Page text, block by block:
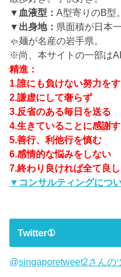
▼血液型：A型寄りのB型。
▼出身地： 県面積が日本
ゃ麺が名産の岩手県。
※尚、本サイトの一部は
精進：
1.誰にも負けない努力を
2.謙虚にして奢らず
3.反省のある毎日を送る
4.生きていることに感謝
5.善行、利他行を慎む
6.感情的な悩みをしない
7.終わり良ければ全て良し
▼コンサルティングにつ
Twitter①
@singaporetweet2さんの